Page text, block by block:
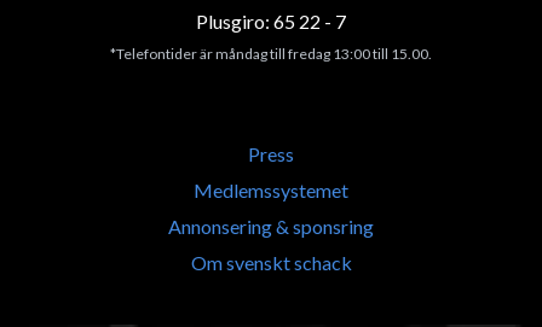
Plusgiro: 65 22 - 7
*Telefontider är måndag till fredag 13:00 till 15.00.
Press
Medlemssystemet
Annonsering & sponsring
Om svenskt schack